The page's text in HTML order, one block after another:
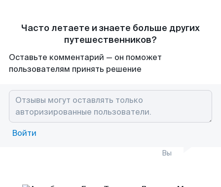
Часто летаете и знаете больше других
путешественников?
Оставьте комментарий — он поможет
пользователям принять решение
Войти
Вы